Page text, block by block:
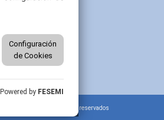
Interna. Todos los derechos reservados
Configuración
de Cookies
Powered by FESEMI